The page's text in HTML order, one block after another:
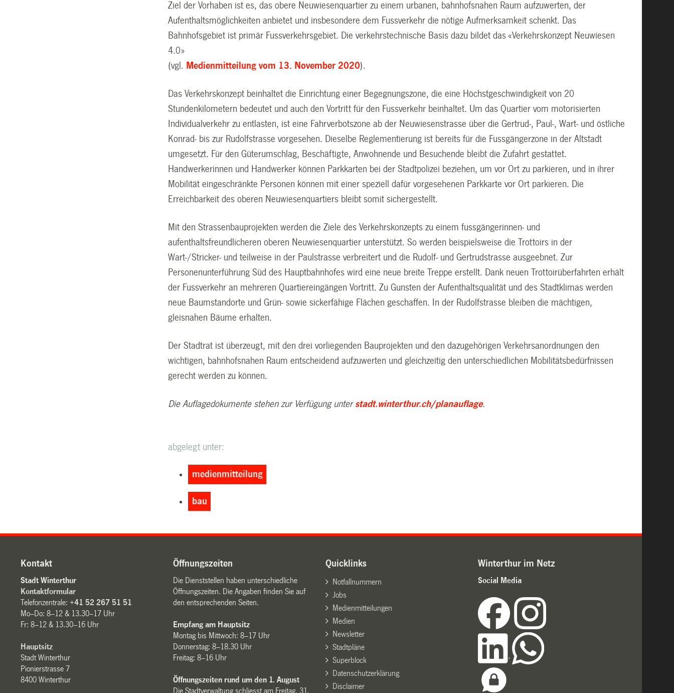
Ziel der Vorhaben ist es, das obere Neuwiesenquartier zu einem urbanen, bahnhofsnahen Raum aufzuwerten, der
Aufenthaltsmöglichkeiten anbietet und insbesondere dem Fussverkehr die nötige Aufmerksamkeit schenkt. Das
Bahnhofsgebiet ist primär Fussverkehrsgebiet. Die verkehrstechnische Basis dazu bildet das «Verkehrskonzept Neuwiesen
4.0»
(vgl. Medienmitteilung vom 13. November 2020).
Das Verkehrskonzept beinhaltet die Einrichtung einer Begegnungszone, die eine Höchstgeschwindigkeit von 20
Stundenkilometern bedeutet und auch den Vortritt für den Fussverkehr beinhaltet. Um das Quartier vom motorisierten
Individualverkehr zu entlasten, ist eine Fahrverbotszone ab der Neuwiesenstrasse über die Gertrud-, Paul-, Wart- und östliche
Konrad- bis zur Rudolfstrasse vorgesehen. Dieselbe Reglementierung ist bereits für die Fussgängerzone in der Altstadt
umgesetzt. Für den Güterumschlag, Beschäftigte, Anwohnende und Besuchende bleibt die Zufahrt gestattet.
Handwerkerinnen und Handwerker können Parkkarten bei der Stadtpolizei beziehen, um vor Ort zu parkieren, und in ihrer
Mobilität eingeschränkte Personen können mit einer speziell dafür vorgesehenen Parkkarte vor Ort parkieren. Die
Erreichbarkeit des oberen Neuwiesenquartiers bleibt somit sichergestellt.
Mit den Strassenbauprojekten werden die Ziele des Verkehrskonzepts zu einem fussgängerinnen- und
aufenthaltsfreundlicheren oberen Neuwiesenquartier unterstützt. So werden beispielsweise die Trottoirs in der
Wart-/Stricker- und teilweise in der Paulstrasse verbreitert und die Rudolf- und Gertrudstrasse ausgeebnet. Zur
Personenunterführung Süd des Hauptbahnhofes wird eine neue breite Treppe erstellt. Dank neuen Trottoirüberfahrten erhält
der Fussverkehr an mehreren Quartiereingängen Vortritt. Zu Gunsten der Aufenthaltsqualität und des Stadtklimas werden
neue Baumstandorte und Grün- sowie sickerfähige Flächen geschaffen. In der Rudolfstrasse bleiben die mächtigen,
gleisnahen Bäume erhalten.
Der Stadtrat ist überzeugt, mit den drei vorliegenden Bauprojekten und den dazugehörigen Verkehrsanordnungen den
wichtigen, bahnhofsnahen Raum entscheidend aufzuwerten und gleichzeitig den unterschiedlichen Mobilitätsbedürfnissen
gerecht werden zu können.
Die Auflagedokumente stehen zur Verfügung unter stadt.winterthur.ch/planauflage.
abgelegt unter:
medienmitteilung
bau
Kontakt
Stadt Winterthur
Kontaktformular
Telefonzentrale:+41 52 267 51 51
Mo–Do: 8–12 & 13.30–17 Uhr
Fr: 8–12 & 13.30–16 Uhr
Hauptsitz
Stadt Winterthur
Pionierstrasse 7
8400 Winterthur
Öffnungszeiten
Die Dienststellen haben unterschiedliche
Öffnungszeiten. Die Angaben finden Sie auf
den entsprechenden Seiten.
Empfang am Hauptsitz
Montag bis Mittwoch: 8–17 Uhr
Donnerstag: 8–18.30 Uhr
Freitag: 8–16 Uhr
Öffnungszeiten rund um den 1. August
Die Stadtverwaltung schliesst am Freitag, 31.
Quicklinks
Notfallnummern
Jobs
Medienmitteilungen
Medien
Newsletter
Stadtpläne
Superblock
Datenschutzerklärung
Disclaimer
Winterthur im Netz
Social Media